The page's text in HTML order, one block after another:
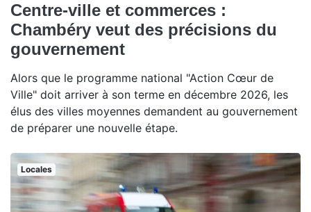
Centre-ville et commerces :
Chambéry veut des précisions du
gouvernement
Alors que le programme national "Action Cœur de
Ville" doit arriver à son terme en décembre 2026, les
élus des villes moyennes demandent au gouvernement
de préparer une nouvelle étape.
Locales